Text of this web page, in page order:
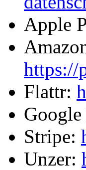
Apple
https://
Flattr:
Google
Stripe:
Unzer: